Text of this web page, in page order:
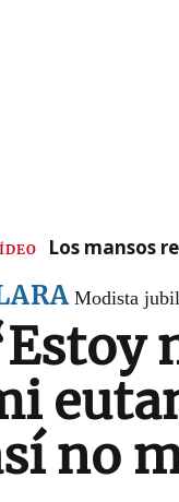
Los mansos
Modista
no